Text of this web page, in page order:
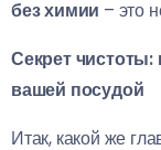
без химии – это
Секрет чистоты:
вашей посудой
Итак, какой же